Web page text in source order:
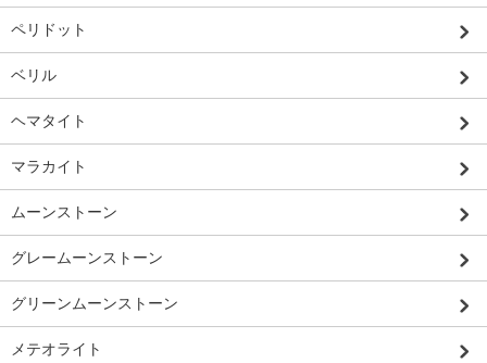
ペリドット
ベリル
ヘマタイト
マラカイト
ムーンストーン
グレームーンストーン
グリーンムーンストーン
メテオライト